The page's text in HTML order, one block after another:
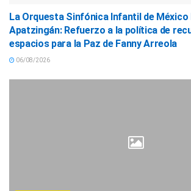
La Orquesta Sinfónica Infantil de México
Apatzingán: Refuerzo a la política de
espacios para la Paz de Fanny Arreola
06/08/2026